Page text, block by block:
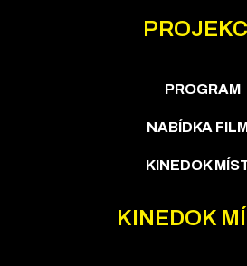
PROGRAM
NABÍDKA
KINEDOK
KINEDOK